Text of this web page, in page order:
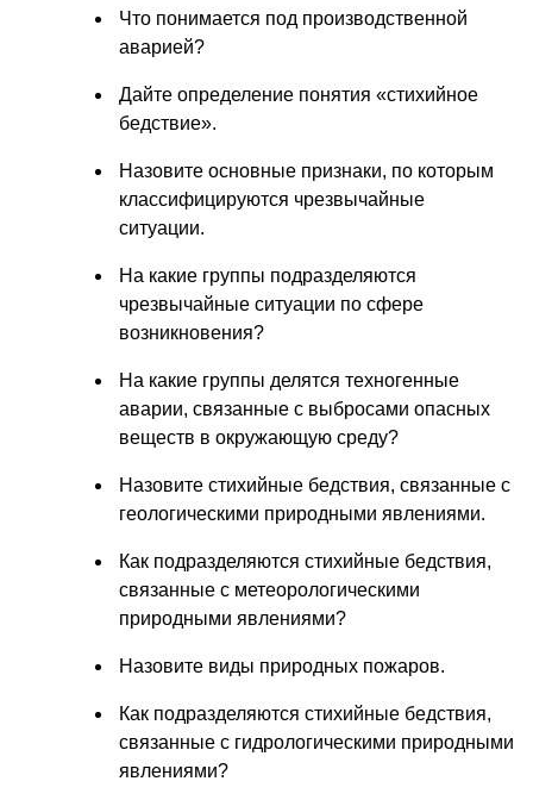
Что понимается под производственной
аварией?
Дайте определение понятия «стихийное
бедствие».
Назовите основные признаки, по которым
классифицируются чрезвычайные
ситуации.
На какие группы подразделяются
чрезвычайные ситуации по сфере
возникновения?
На какие группы делятся техногенные
аварии, связанные с выбросами опасных
веществ в окружающую среду?
Назовите стихийные бедствия, связанные с
геологическими природными явлениями.
Как подразделяются стихийные бедствия,
связанные с метеорологическими
природными явлениями?
Назовите виды природных пожаров.
Как подразделяются стихийные бедствия,
связанные с гидрологическими природными
явлениями?